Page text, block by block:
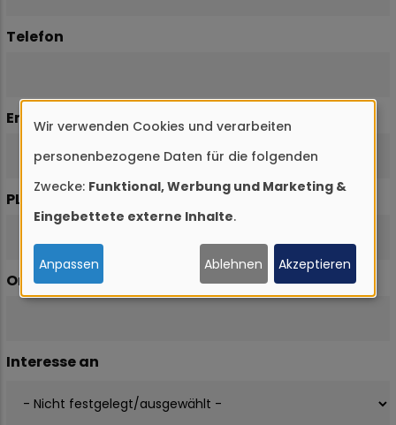
Telefon
Email
PLZ
Ort
Interesse an
Verwendung
von
personenbezogenen
Daten
und
Cookies
Wir verwenden Cookies und verarbeiten
personenbezogene Daten für die folgenden
Zwecke: Funktional, Werbung und Marketing &
Eingebettete externe Inhalte.
Anpassen Ablehnen Akzeptieren